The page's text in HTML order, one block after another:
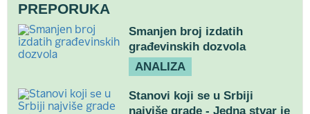
PREPORUKA
Smanjen broj izdatih
građevinskih dozvola
ANALIZA
Stanovi koji se u Srbiji
najviše grade - Jedna stvar je